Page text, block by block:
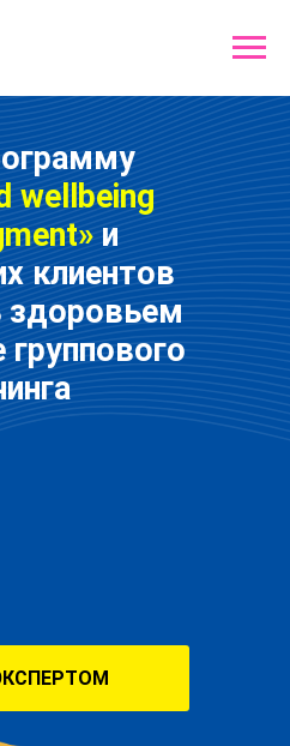
какой подарок
один из
wellbeing
и
клиентов
здоровьем